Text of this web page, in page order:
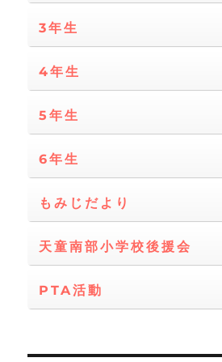
3年生
4年生
5年生
6年生
もみじだより
天童南部小学校後援会
PTA活動